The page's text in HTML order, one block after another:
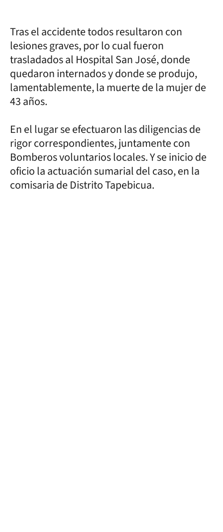
Tras el accidente todos resultaron con
lesiones graves, por lo cual fueron
trasladados al Hospital San José, donde
quedaron internados y donde se produjo,
lamentablemente, la muerte de la mujer de
43 años.
En el lugar se efectuaron las diligencias de
rigor correspondientes, juntamente con
Bomberos voluntarios locales. Y se inicio de
oficio la actuación sumarial del caso, en la
comisaria de Distrito Tapebicua.